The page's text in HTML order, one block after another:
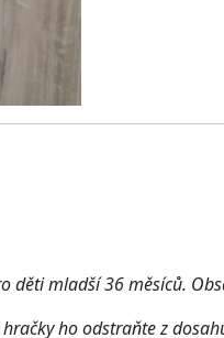
děti mladší 36 měsíců.
ho odstraňte z